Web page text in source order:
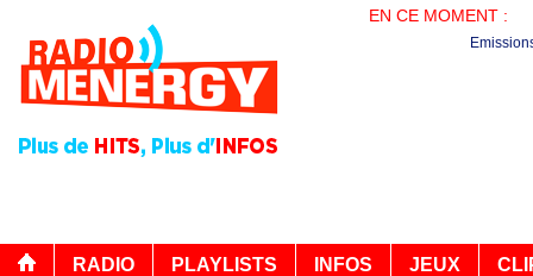
EN CE MOMENT :
RADIO PLAYLISTS INFOS JEUX